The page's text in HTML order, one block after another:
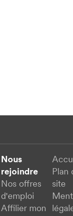
Nous
rejoindre
Nos offres
d'emploi
Affilier mon
Plan
site